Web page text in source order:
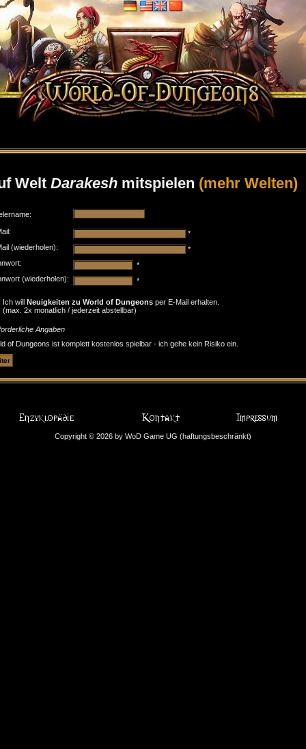
Welt Darakesh mitspielen (mehr Welten)
*
(wiederholen):
*
*
(wiederholen):
*
Ich will Neuigkeiten zu World of Dungeons per E-Mail erhalten.
(max. 2x monatlich / jederzeit abstellbar)
Angaben
of Dungeons ist komplett kostenlos spielbar - ich gehe kein Risiko ein.
Copyright © 2026 by WoD Game UG (haftungsbeschränkt)